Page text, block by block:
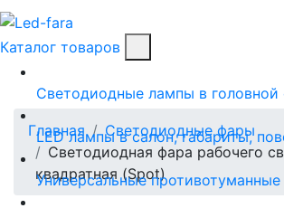
Каталог товаров
Светодиодные лампы в
LED лампы в салон, габариты,
Универсальные
Главная
Светодиодные фары
Светодиодная фара рабочего
квадратная (Spot)